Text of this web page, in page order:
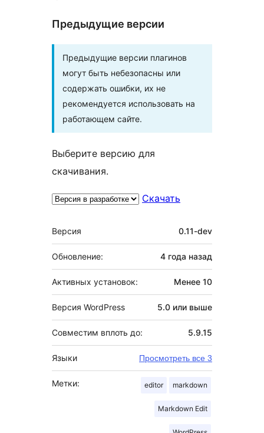
Предыдущие версии
Предыдущие версии плагинов
могут быть небезопасны или
содержать ошибки, их не
рекомендуется использовать на
работающем сайте.
Выберите версию для
скачивания.
Скачать
Мета
Версия 0.11-dev
Обновление: 4 года назад
Активных установок: Менее 10
Версия WordPress 5.0 или выше
Совместим вплоть до: 5.9.15
Языки Просмотреть все 3
Метки: editor markdown
Markdown Edit